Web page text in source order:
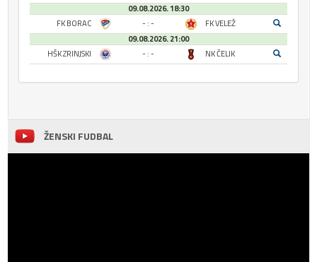
09.08.2026. 18:30
FK BORAC
- : -
FK VELEŽ
09.08.2026. 21:00
HŠK ZRINJSKI
- : - NK ČELIK
ŽENSKI FUDBAL